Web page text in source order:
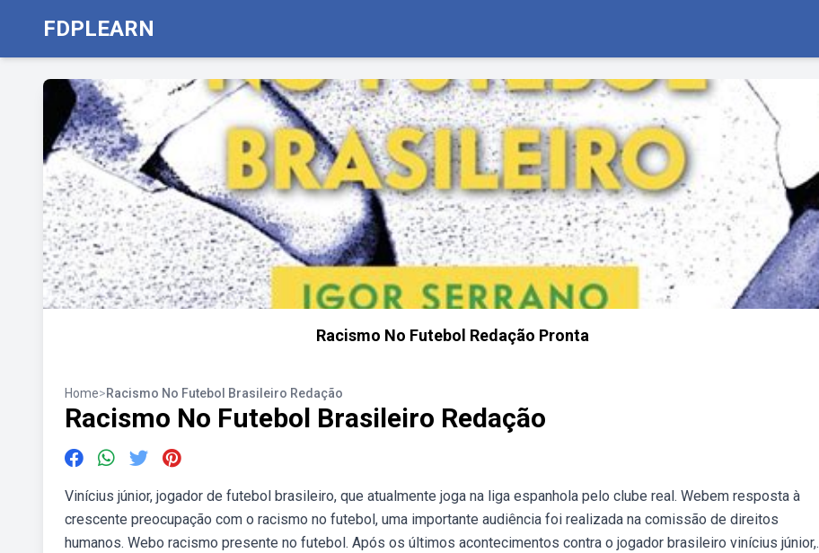
FDPLEARN
Racismo No Futebol Redação Pronta
Home>Racismo No Futebol Brasileiro Redação
Racismo No Futebol Brasileiro Redação
Vinícius júnior, jogador de futebol brasileiro, que atualmente joga na liga espanhola pelo clube real. Webem resposta à
crescente preocupação com o racismo no futebol, uma importante audiência foi realizada na comissão de direitos
humanos. Webo racismo presente no futebol. Após os últimos acontecimentos contra o jogador brasileiro vinícius júnior,.